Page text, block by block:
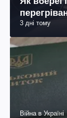
3 дні тому
Війна в Україні